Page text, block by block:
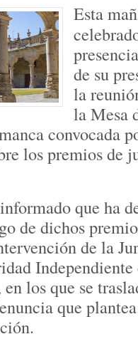
Esta
de su
la
la Mesa
convocada
los premios de
que ha
de dichos
de la
Independiente
los que se
que